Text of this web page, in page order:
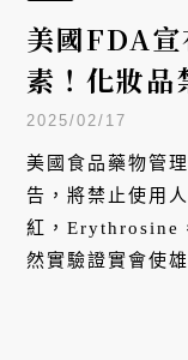
美國FDA
素！化妝品
現在才禁止？
2025/02/17
美國食品藥物管
告，將禁止使用
紅，Erythrosine
然實驗證實會使